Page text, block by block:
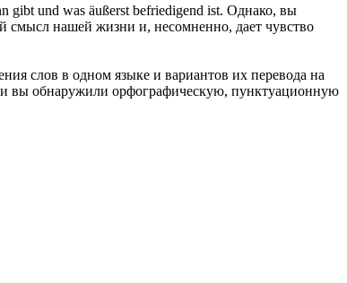
gibt und was äußerst befriedigend ist. Однако, вы
смысл нашей жизни и, несомненно, дает чувство
слов в одном языке и вариантов их перевода на
вы обнаружили орфографическую, пунктуационную